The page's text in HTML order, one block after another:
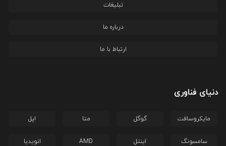
تبلیغات
درباره ما
ارتباط با ما
دنیای فناوری
مایکروسافت گوگل متا اپل
سامسونگ اینتل AMD انویدیا